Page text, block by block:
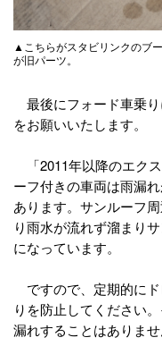
▲こちらがスタビリンクのブ
が旧パーツ。
最後にフォード車乗
をお願いいたします。
「2011年以降のエク
ーフ付きの車両は雨漏
あります。サンルーフ
り雨水が流れず溜まり
になっています。
ですので、定期的に
りを防止してください
漏れすることはありませ